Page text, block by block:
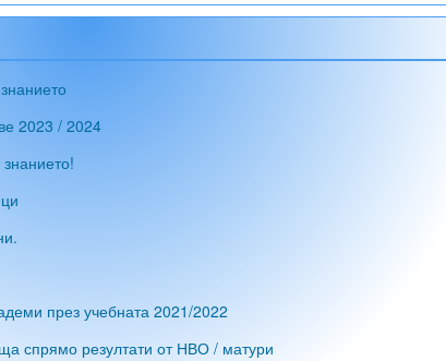
2023 / 2024
през учебната 2021/2022
спрямо резултати от НВО / матури